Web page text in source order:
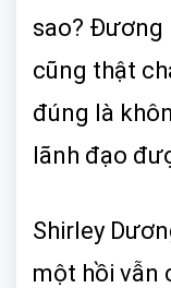
sao? Đương
cũng thật
đúng là
lãnh đạo
Shirley
một hồi vẫn